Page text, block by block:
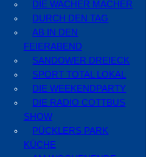
DIE WACHER MACHER
DURCH DEN TAG
AB IN DEN
FEIERABEND
SANDOWER DREIECK
SPORT TOTAL LOKAL
DIE WEEKENDPARTY
DIE RADIO COTTBUS
SHOW
PÜCKLERS PARK
KÜCHE